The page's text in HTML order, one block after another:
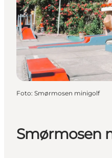
Smørmosen
Foto: Smørmosen minigolf